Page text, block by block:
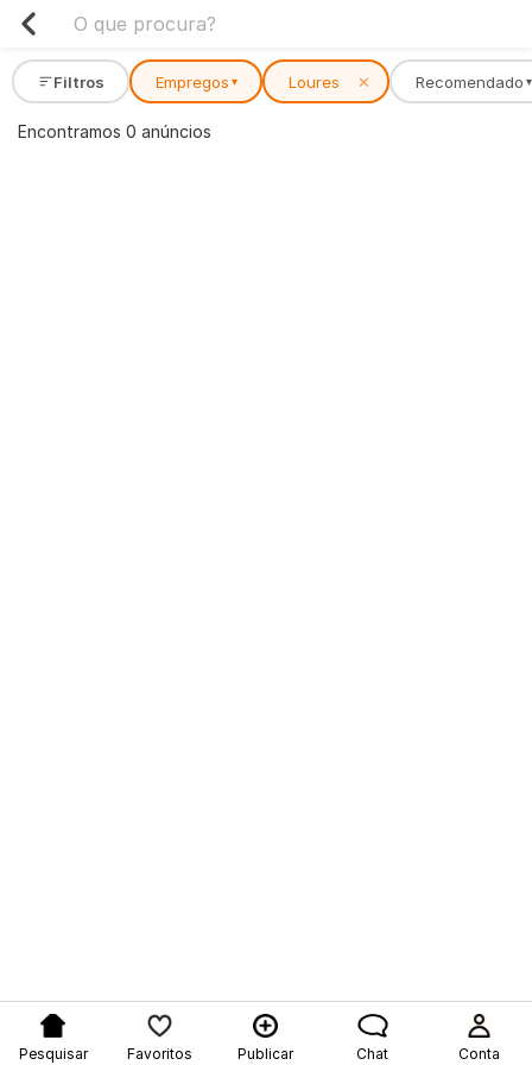
Filtros Empregos ▾ Loures ✕ Recomendado ▾
Encontramos 0 anúncios
Pesquisar Favoritos Publicar Chat Conta